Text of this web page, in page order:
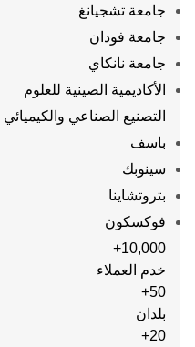
جامعة تشجيانغ
جامعة فودان
جامعة نانكاي
الأكاديمية الصينية للعلوم
التصنيع الصناعي والكيميائي
باسف
سينوبك
بتروتشاينا
فوكسكون
10,000+
خدم العملاء
50+
بلدان
20+